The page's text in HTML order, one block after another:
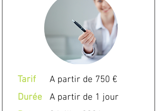
Tarif
A partir de 750 €
Durée
A partir de 1 jour